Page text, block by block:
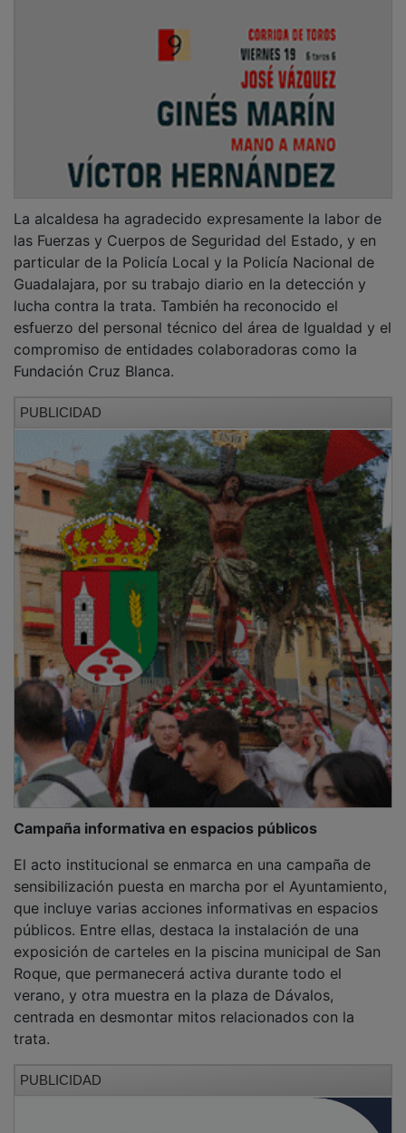
las Fuerzas y Cuerpos de Seguridad del Estado, y en
particular de la Policía Local y la Policía Nacional de
Guadalajara, por su trabajo diario en la detección y
lucha contra la trata. También ha reconocido el
esfuerzo del personal técnico del área de Igualdad y el
compromiso de entidades colaboradoras como la
Fundación Cruz Blanca.
sensibilización puesta en marcha por el Ayuntamiento,
que incluye varias acciones informativas en espacios
públicos. Entre ellas, destaca la instalación de una
exposición de carteles en la piscina municipal de San
Roque, que permanecerá activa durante todo el
verano, y otra muestra en la plaza de Dávalos,
centrada en desmontar mitos relacionados con la
trata.